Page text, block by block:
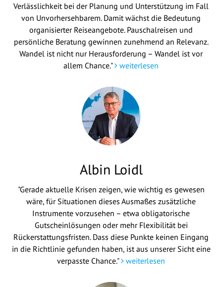
Verlässlichkeit bei der Planung und Unterstützung im Fall
von Unvorhersehbarem. Damit wächst die Bedeutung
organisierter Reiseangebote. Pauschalreisen und
persönliche Beratung gewinnen zunehmend an Relevanz.
Wandel ist nicht nur Herausforderung – Wandel ist vor
allem Chance."
weiterlesen
Albin Loidl
"Gerade aktuelle Krisen zeigen, wie wichtig es gewesen
wäre, für Situationen dieses Ausmaßes zusätzliche
Instrumente vorzusehen – etwa obligatorische
Gutscheinlösungen oder mehr Flexibilität bei
Rückerstattungsfristen. Dass diese Punkte keinen Eingang
in die Richtlinie gefunden haben, ist aus unserer Sicht eine
verpasste Chance."
weiterlesen